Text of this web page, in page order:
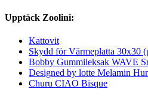
Upptäck Zoolini:
Kattovit
Skydd för Värmeplatta 30x30
Bobby Gummileksak WAVE
Designed by lotte Melamin
Churu CIAO Bisque